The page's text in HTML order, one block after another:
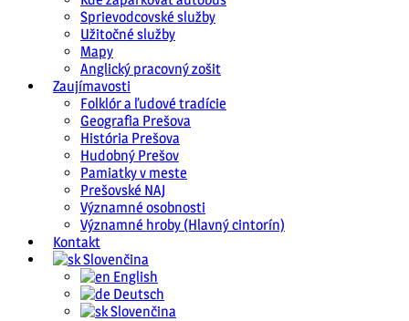
Sprievodcovské služby
Užitočné služby
Mapy
Anglický pracovný zošit
Zaujímavosti
Folklór a ľudové tradície
Geografia Prešova
História Prešova
Hudobný Prešov
Pamiatky v meste
Prešovské NAJ
Významné osobnosti
Významné hroby (Hlavný cintorín)
Kontakt
Slovenčina
English
Deutsch
Slovenčina